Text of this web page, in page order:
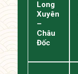
Long
Xuyên
–
Châu
Đốc